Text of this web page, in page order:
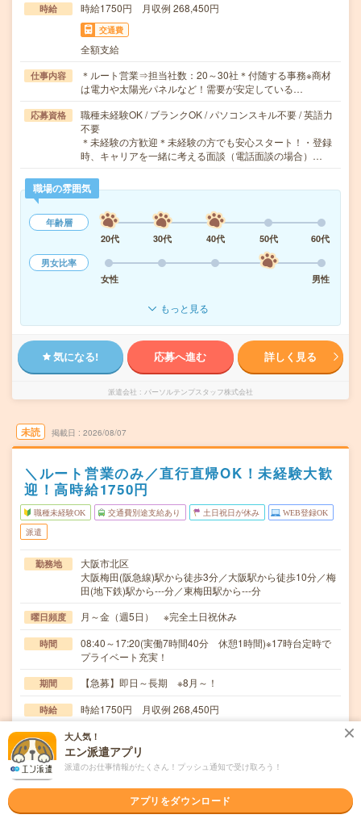
時給 時給1750円 月収例 268,450円
交通費
全額支給
仕事内容
＊ルート営業⇒担当社数：20～30社＊付随する事務※商材
は電力や太陽光パネルなど！需要が安定している…
応募資格
職種未経験OK / ブランクOK / パソコンスキル不要 / 英語力
不要
＊未経験の方歓迎＊未経験の方でも安心スタート！・登録
時、キャリアを一緒に考える面談（電話面談の場合）…
職場の雰囲気
年齢層
20代
30代 40代 50代
60代
男女比率
女性
男性
もっと見る
気になる! 応募へ進む 詳しく見る
派遣会社 パーソルテンプスタッフ株式会社
未読 掲載日 2026/08/07
＼ルート営業のみ／直行直帰OK！未経験大歓
迎！高時給1750円
職種未経験OK 交通費別途支給あり 土日祝日が休み WEB登録OK
派遣
勤務地
大阪市北区
大阪梅田(阪急線)駅から徒歩3分／大阪駅から徒歩10分／梅
田(地下鉄)駅から---分／東梅田駅から---分
曜日頻度 月～金（週5日） ※完全土日祝休み
時間
08:40～17:20(実働7時間40分 休憩1時間)※17時台定時で
プライベート充実！
期間 【急募】即日～長期 ※8月～！
時給 時給1750円 月収例 268,450円
全額支給
仕事内容
＊ルート営業⇒担当社数：20～30社＊付随する事務※商材
は電力や太陽光パネルなど！需要が安定している…
応募資格
職種未経験OK / ブランクOK / パソコンスキル不要 / 英語力
大人気！
エン派遣アプリ
派遣のお仕事情報がたくさん！プッシュ通知で受け取ろう！
アプリをダウンロード